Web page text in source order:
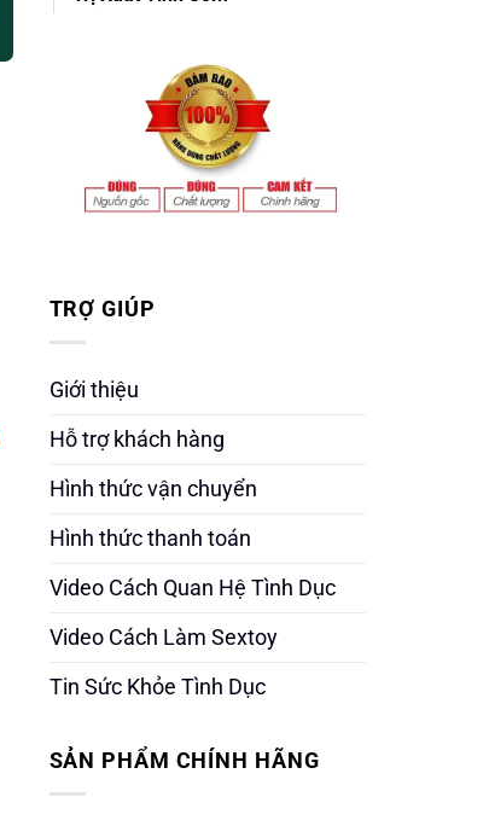
TRỢ GIÚP
Giới thiệu
Hỗ trợ khách hàng
Hình thức vận chuyển
Hình thức thanh toán
Video Cách Quan Hệ Tình Dục
Video Cách Làm Sextoy
Tin Sức Khỏe Tình Dục
SẢN PHẨM CHÍNH HÃNG